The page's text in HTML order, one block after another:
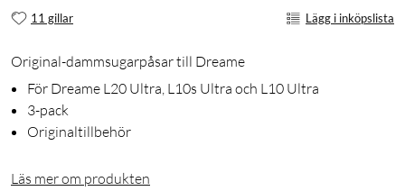
11 gillar Lägg i inköpslista
Original-dammsugarpåsar till Dreame
För Dreame L20 Ultra, L10s Ultra och L10 Ultra
3-pack
Originaltillbehör
Läs mer om produkten